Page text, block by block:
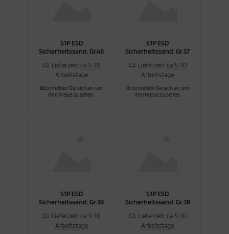
S1P ESD
Sicherheitssand. Gr.48
Lieferzeit: ca. 5-10
Arbeitstage
Bitte melden Sie sich an, um
Ihre Preise zu sehen.
S1P ESD
Sicherheitssand. Gr.37
Lieferzeit: ca. 5-10
Arbeitstage
Bitte melden Sie sich an, um
Ihre Preise zu sehen.
S1P ESD
Sicherheitssand. Gr.38
Lieferzeit: ca. 5-10
Arbeitstage
S1P ESD
Sicherheitssand. Gr.39
Lieferzeit: ca. 5-10
Arbeitstage